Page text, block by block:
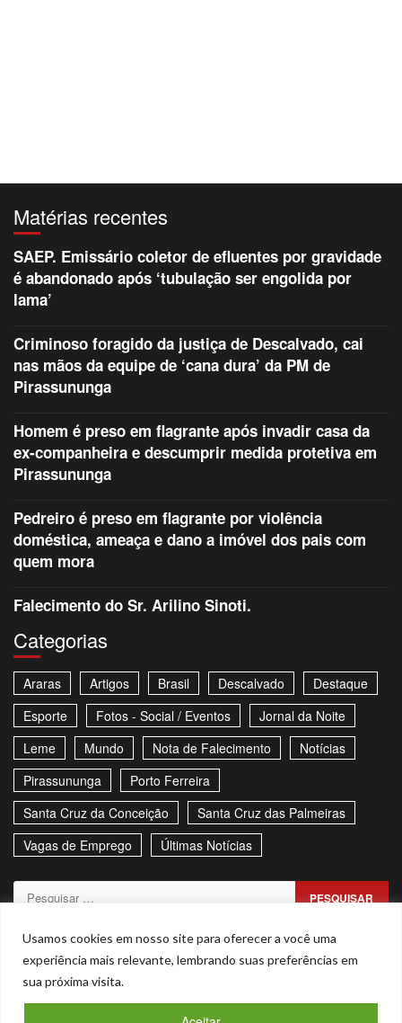
Usamos cookies em nosso site para oferecer a você uma
experiência mais relevante, lembrando suas preferências em
sua próxima visita.
Matérias recentes
SAEP. Emissário coletor de efluentes por gravidade
é abandonado após ‘tubulação ser engolida por
lama’
Criminoso foragido da justiça de Descalvado, cai
nas mãos da equipe de ‘cana dura’ da PM de
Pirassununga
Homem é preso em flagrante após invadir casa da
ex-companheira e descumprir medida protetiva em
Pirassununga
Pedreiro é preso em flagrante por violência
doméstica, ameaça e dano a imóvel dos pais com
quem mora
Falecimento do Sr. Arilino Sinoti.
Categorias
Araras Artigos Brasil Descalvado
Destaque
Esporte
Fotos - Social / Eventos
Jornal da Noite
Leme
Mundo Nota de Falecimento
Notícias
Pirassununga
Porto Ferreira
Santa Cruz da Conceição
Santa Cruz das Palmeiras
Vagas de Emprego
Últimas Notícias
Pesquisar
Sitemap Política de Privacidade Contato
Stories
Facebook
Youtube